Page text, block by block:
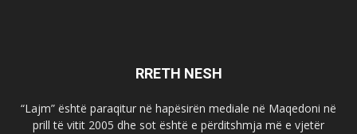
RRETH NESH
“Lajm” është paraqitur në hapësirën mediale në Maqedoni në
prill të vitit 2005 dhe sot është e përditshmja më e vjetër